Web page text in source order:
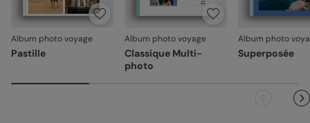
jours. Nous nous occupons de tout et relançons une
impression si nécessaire.
En revanche, si le point concerne la personnalisation que
vous avez validée (texte, photo, mise en page), le produit
ne pourra pas être repris.
Album photo voyage
Pastille
Album photo voyage
Classique Multi-
photo
Album photo
Superposée